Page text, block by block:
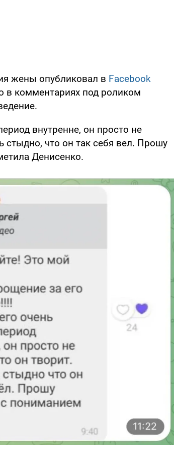
жены опубликовал в Facebook
в комментариях под роликом
внутренне, он просто не
стыдно, что он так себя вел. Прошу
Денисенко.